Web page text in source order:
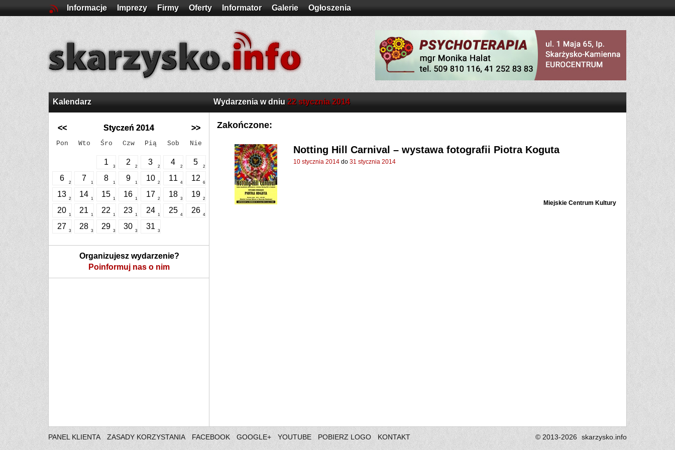
Informacje Imprezy Firmy Oferty Informator Galerie Ogłoszenia
Kalendarz
<< Styczeń 2014 >>
Pon Wto Śro Czw Pią Sob Nie
1
3
2
2
3
2
4
2
5
2
6
2
7
1
8
1
9
1
10
2
11
4
12
6
13
2
14
1
15
1
16
1
17
2
18
3
19
2
20
1
21
1
22
1
23
1
24
1
25
4
26
4
27
3
28
3
29
3
30
3
31
3
Organizujesz wydarzenie?
Poinformuj nas o nim
Wydarzenia w dniu 22 stycznia 2014
Zakończone:
Notting Hill Carnival – wystawa fotografii Piotra Koguta
10 stycznia 2014 do 31 stycznia 2014
Miejskie Centrum Kultury
PANEL KLIENTA ZASADY KORZYSTANIA FACEBOOK GOOGLE+ YOUTUBE POBIERZ LOGO KONTAKT © 2013-2026 skarzysko.info